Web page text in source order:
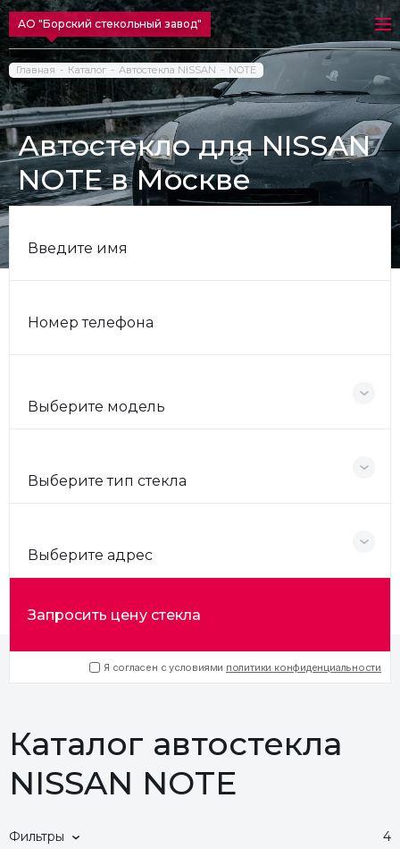
АО "Борский стекольный завод"
Главная Каталог Автостекла NISSAN NOTE
Автостекло для NISSAN
NOTE в Москве
Введите имя
Номер телефона
Выберите модель
Выберите тип стекла
Выберите адрес
Запросить цену стекла
Я согласен с условиями политики конфиденциальности
Каталог автостекла
NISSAN NOTE
Фильтры 4